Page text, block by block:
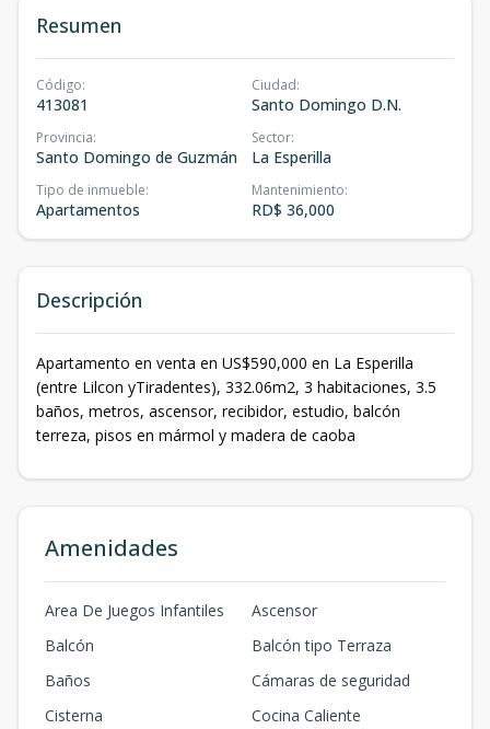
Resumen
Código:
413081
Ciudad:
Santo Domingo D.N.
Provincia:
Santo Domingo de Guzmán
Sector:
La Esperilla
Tipo de inmueble:
Apartamentos
Mantenimiento:
RD$ 36,000
Descripción
Apartamento en venta en US$590,000 en La Esperilla
(entre Lilcon yTiradentes), 332.06m2, 3 habitaciones, 3.5
baños, metros, ascensor, recibidor, estudio, balcón
terreza, pisos en mármol y madera de caoba
Amenidades
Area De Juegos Infantiles
Ascensor
Balcón
Balcón tipo Terraza
Baños
Cámaras de seguridad
Cisterna
Cocina Caliente